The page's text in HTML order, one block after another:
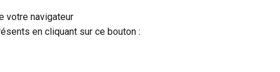
votre navigateur
en cliquant sur ce bouton :